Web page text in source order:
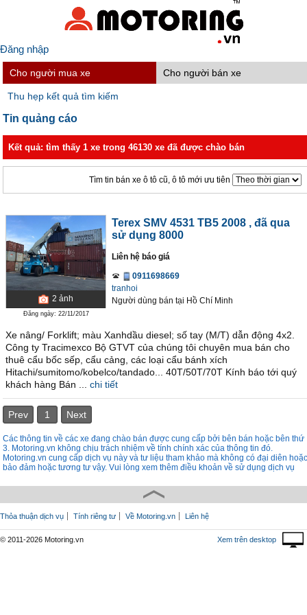
Đăng nhập
Cho người mua xe Cho người bán xe
Thu hẹp kết quả tìm kiếm
Tin quảng cáo
Kết quả: tìm thấy 1 xe trong 46130 xe đã được chào bán
Tìm tin bán xe ô tô cũ, ô tô mới ưu tiên
2 ảnh
Đăng ngày: 22/11/2017
Terex SMV 4531 TB5 2008 , đã qua
sử dụng 8000
Liên hệ báo giá
0911698669
tranhoi
Người dùng bán tại Hồ Chí Minh
Xe nâng/ Forklift; màu Xanhdầu diesel; số tay (M/T) dẫn động 4x2.
Công ty Tracimexco Bộ GTVT của chúng tôi chuyên mua bán cho
thuê cẩu bốc sếp, cẩu cảng, các loại cẩu bánh xích
Hitachi/sumitomo/kobelco/tandado... 40T/50T/70T Kính báo tới quý
khách hàng Bán ...
chi tiết
Prev 1 Next
Các thông tin về các xe đang chào bán được cung cấp bởi bên bán hoặc bên thứ
3. Motoring.vn không chịu trách nhiệm về tính chính xác của thông tin đó.
Motoring.vn cung cấp dịch vụ này và tư liệu tham khảo mà không có đại diên hoặc
bảo đảm hoặc tương tư vậy. Vui lòng xem thêm điều khoản về sử dụng dịch vụ
Thỏa thuận dịch vụ Tính riêng tư Về Motoring.vn Liên hệ
© 2011-2026 Motoring.vn Xem trên desktop